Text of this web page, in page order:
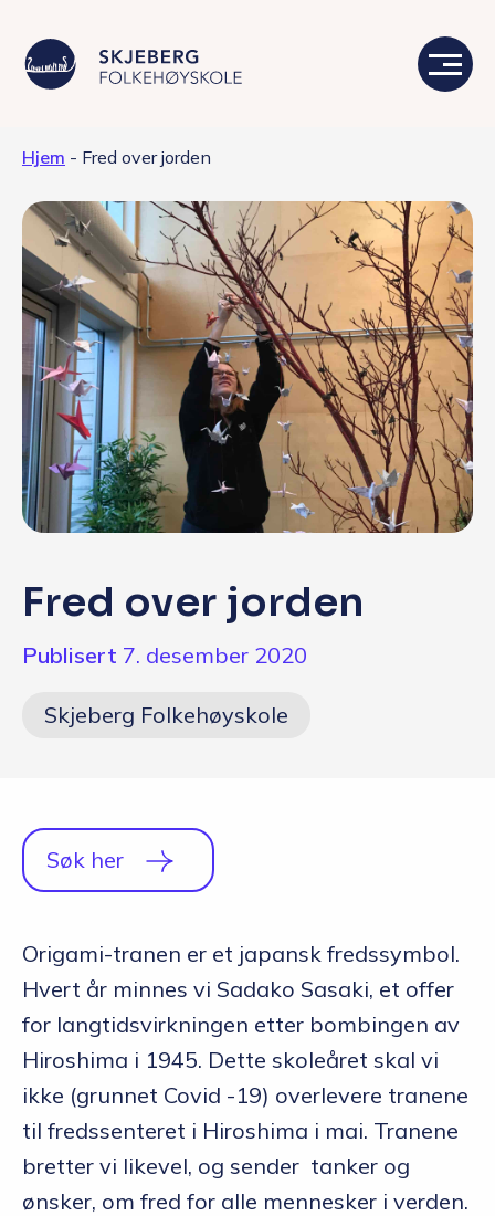
Livet på skolen
Skolen
Kontakt
Valgfag
Siste nytt
Q&A
English
Søk i dag
Hjem - Fred over jorden
Fred over jorden
Publisert 7. desember 2020
Skjeberg Folkehøyskole
Søk her
Origami-tranen er et japansk fredssymbol.
Hvert år minnes vi Sadako Sasaki, et offer
for langtidsvirkningen etter bombingen av
Hiroshima i 1945. Dette skoleåret skal vi
ikke (grunnet Covid -19) overlevere tranene
til fredssenteret i Hiroshima i mai. Tranene
bretter vi likevel, og sender tanker og
ønsker, om fred for alle mennesker i verden.